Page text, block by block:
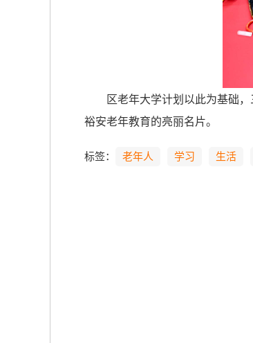
区老年大学计划以此为基础
裕安老年教育的亮丽名片。
标签： 老年人 学习 生活